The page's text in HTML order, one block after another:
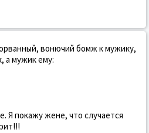
вонючий бомж к мужику,
а мужик ему:
Я покажу жене, что случается